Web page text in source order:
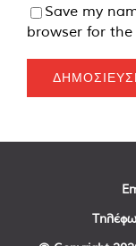
Save my
browser for